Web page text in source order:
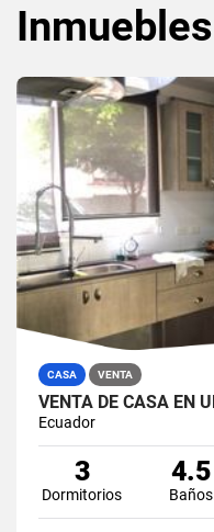
Inmuebles
CASA VENTA
Ecuador
3
Dormitorios
4.5
Baños